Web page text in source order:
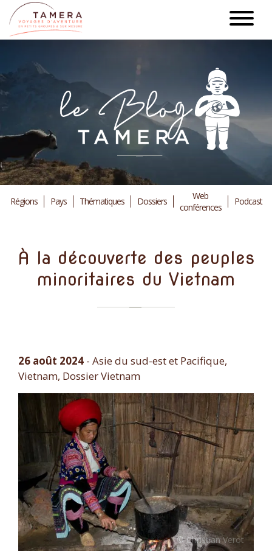
Aller
au
contenu
Régions Pays Thématiques Dossiers
Web
conférences
Podcast
À la découverte des peuples
minoritaires du Vietnam
26 août 2024 - Asie du sud-est et Pacifique,
Vietnam, Dossier Vietnam